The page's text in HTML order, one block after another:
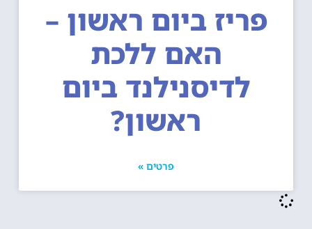
פריז ביום ראשון –
האם ללכת
לדיסנילנד ביום
ראשון?
פרטים »